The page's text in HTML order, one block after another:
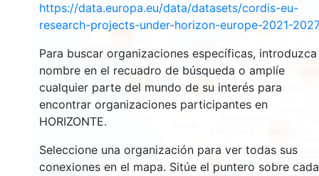
https://data.europa.eu/data/datasets/cordis-eu-
research-projects-under-horizon-europe-2021-2027
Para buscar organizaciones específicas, introduzca
nombre en el recuadro de búsqueda o amplíe
cualquier parte del mundo de su interés para
encontrar organizaciones participantes en
HORIZONTE.
Seleccione una organización para ver todas sus
conexiones en el mapa. Sitúe el puntero sobre cada
477
3547
1563
18702